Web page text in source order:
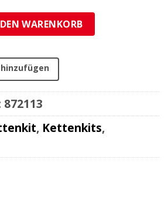
428/42Z Menge
WARENKORB
872113
, Kettenkits,